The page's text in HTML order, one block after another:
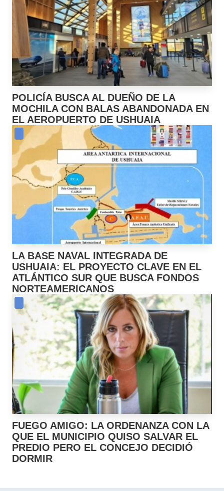
POLICÍA BUSCA AL DUEÑO DE LA
MOCHILA CON BALAS ABANDONADA EN
EL AEROPUERTO DE USHUAIA
LA BASE NAVAL INTEGRADA DE
USHUAIA: EL PROYECTO CLAVE EN EL
ATLÁNTICO SUR QUE BUSCA FONDOS
NORTEAMERICANOS
FUEGO AMIGO: LA ORDENANZA CON LA
QUE EL MUNICIPIO QUISO SALVAR EL
PREDIO PERO EL CONCEJO DECIDIÓ
DORMIR